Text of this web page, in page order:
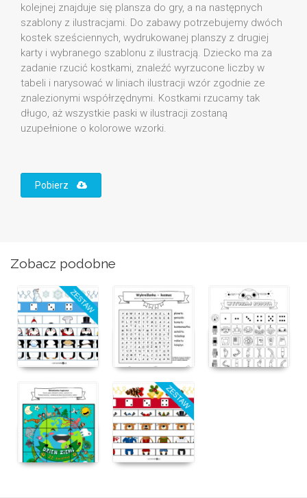
kolejnej znajduje się plansza do gry, a na następnych
szablony z ilustracjami. Do zabawy potrzebujemy dwóch
kostek sześciennych, wydrukowanej planszy z drugiej
karty i wybranego szablonu z ilustracją. Dziecko ma za
zadanie rzucić kostkami, znaleźć wyrzucone liczby w
tabeli i narysować w liniach ilustracji wzór zgodnie ze
znalezionymi współrzędnymi. Kostkami rzucamy tak
długo, aż wszystkie paski w ilustracji zostaną
uzupełnione o kolorowe wzorki.
Pobierz
Zobacz podobne